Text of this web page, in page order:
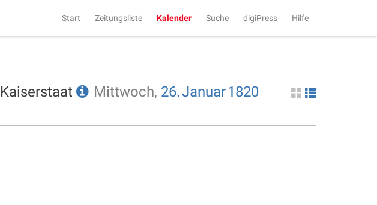
Start Zeitungsliste Kalender Suche digiPress Hilfe
Mittwoch, 26.Januar1820